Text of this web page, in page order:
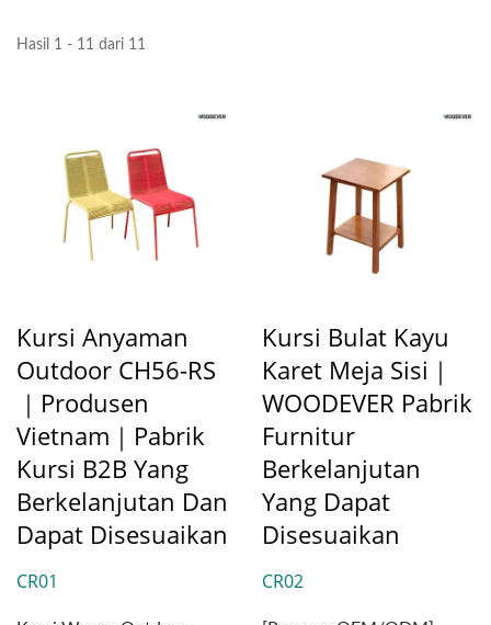
Hasil 1 - 11 dari 11
Kursi Anyaman
Outdoor CH56-RS
｜Produsen
Vietnam｜Pabrik
Kursi B2B Yang
Berkelanjutan Dan
Dapat Disesuaikan
CR01
Kursi Bulat Kayu
Karet Meja Sisi｜
WOODEVER Pabrik
Furnitur
Berkelanjutan
Yang Dapat
Disesuaikan
CR02